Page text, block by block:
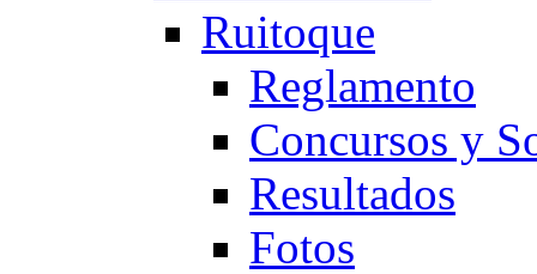
Ruitoque
Reglamento
Concursos y
Resultados
Fotos